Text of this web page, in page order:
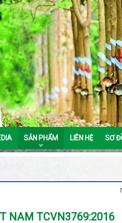
SẢN PHẨM LIÊN HỆ SƠ
NAM TCVN3769:2016